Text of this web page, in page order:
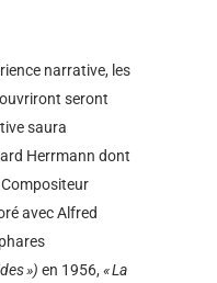
narrative, les
seront
saura
Herrmann dont
Compositeur
avec Alfred
») en 1956, « La